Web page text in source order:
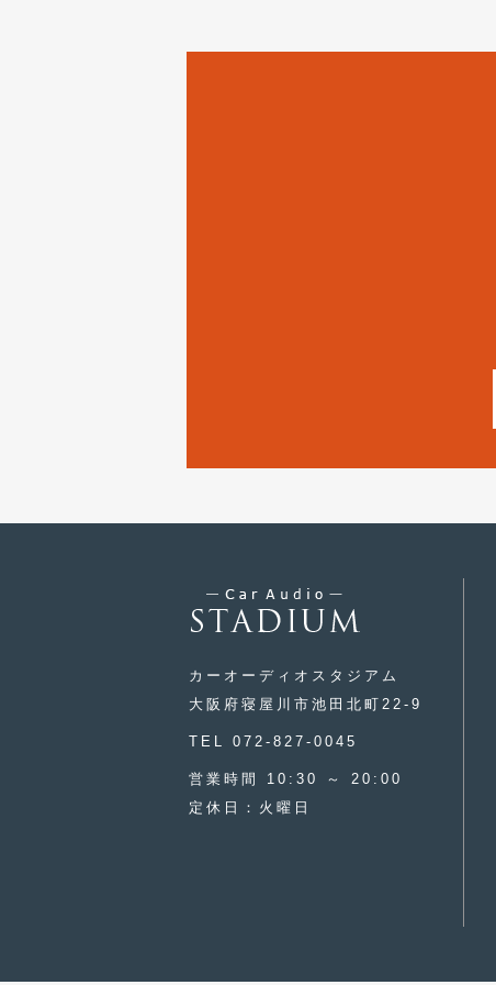
カーオーディオスタジアム
大阪府寝屋川市池田北町22-9
TEL 072-827-0045
営業時間 10:30 ～ 20:00
定休日：火曜日